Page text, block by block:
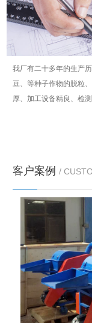
子、玉米、大
。技术力量雄
售前技术交流/
真诚的做好售后
决疑问让您售后
客户案例/